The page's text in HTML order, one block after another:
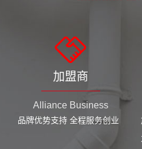
加盟商
Alliance Business
品牌优势支持 全程服务创业